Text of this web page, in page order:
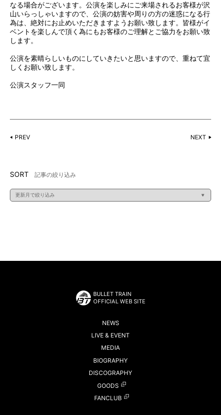
なる場合がございます。公演を楽しみにご来場されるお客様が沢
山いらっしゃいますので、公演の妨害や周りの方の迷惑になる行
為は、絶対にお止めいただきますようお願い致します。皆様がイ
ベントを楽しんで頂く為にもお客様のご理解とご協力をお願い致
します。
公演を素晴らしいものにしていきたいと思いますので、重ねて宜
しくお願い致します。
公演スタッフ一同
PREV NEXT
SORT 記事の絞り込み
BULLET TRAIN
OFFICIAL WEB SITE
NEWS
LIVE & EVENT
MEDIA
BIOGRAPHY
DISCOGRAPHY
GOODS
FANCLUB